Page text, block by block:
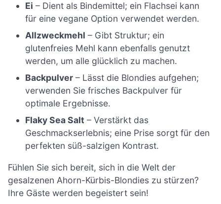
Ei – Dient als Bindemittel; ein Flachsei kann
für eine vegane Option verwendet werden.
Allzweckmehl – Gibt Struktur; ein
glutenfreies Mehl kann ebenfalls genutzt
werden, um alle glücklich zu machen.
Backpulver – Lässt die Blondies aufgehen;
verwenden Sie frisches Backpulver für
optimale Ergebnisse.
Flaky Sea Salt – Verstärkt das
Geschmackserlebnis; eine Prise sorgt für den
perfekten süß-salzigen Kontrast.
Fühlen Sie sich bereit, sich in die Welt der
gesalzenen Ahorn-Kürbis-Blondies zu stürzen?
Ihre Gäste werden begeistert sein!